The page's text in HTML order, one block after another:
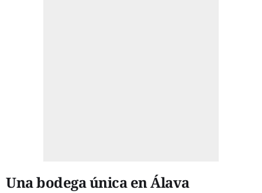
Una bodega única en Álava